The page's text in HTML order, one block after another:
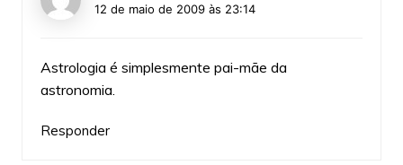
12 de maio de 2009 às 23:14
Astrologia é simplesmente pai-mãe da
astronomia.
Responder